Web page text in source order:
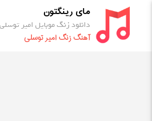
مای رینگتون
دانلود زنگ موبایل امیر توسلی
آهنگ زنگ امیر توسلی